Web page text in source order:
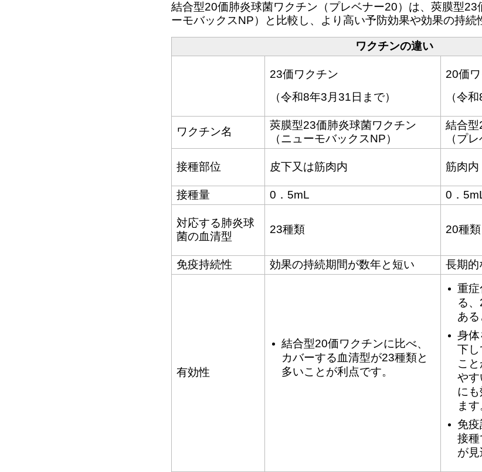
結合型20価肺炎球菌ワクチン（プレベナー20）は、莢膜型23
ーモバックスNP）と比較し、より高い予防効果や効果の持続
ワクチンの違い
23価ワクチン
（令和8年3月31日まで）
20価
（令
ワクチン名
莢膜型23価肺炎球菌ワクチン
（ニューモバックスNP）
結合型
（プ
接種部位 皮下又は筋肉内 筋肉内
接種量 0．5mL 0．
対応する肺炎球
菌の血清型
23種類 20種類
免疫持続性 効果の持続期間が数年と短い 長期的
有効性
結合型20価ワクチンに比べ、
カバーする血清型が23種類と
多いことが利点です。
重症
る
ある
身
下し
こ
や
に
ます
免
接種
が見